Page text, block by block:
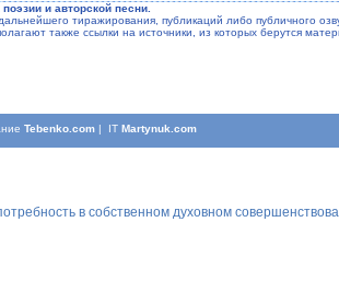
и авторской песни.
тиражирования, публикаций либо публичного
также ссылки на источники, из которых берутся
Tebenko.com | ITMartynuk.com
в собственном духовном